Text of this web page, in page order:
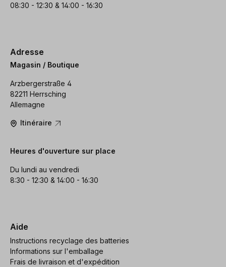
08:30 - 12:30 & 14:00 - 16:30
Adresse
Magasin / Boutique
Arzbergerstraße 4
82211 Herrsching
Allemagne
Itinéraire
Heures d'ouverture sur place
Du lundi au vendredi
8:30 - 12:30 & 14:00 - 16:30
Aide
Instructions recyclage des batteries
Informations sur l'emballage
Frais de livraison et d'expédition